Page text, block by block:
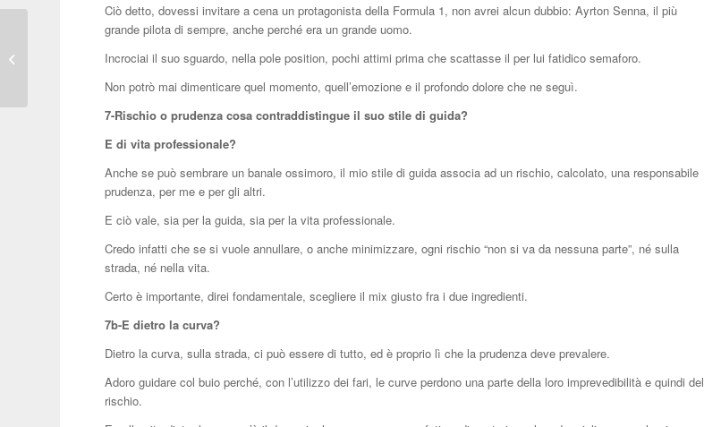
Ciò detto, dovessi invitare a cena un protagonista della Formula 1, non avrei alcun dubbio: Ayrton Senna, il più
grande pilota di sempre, anche perché era un grande uomo.
Incrociai il suo sguardo, nella pole position, pochi attimi prima che scattasse il per lui fatidico semaforo.
Non potrò mai dimenticare quel momento, quell’emozione e il profondo dolore che ne seguì.
7-Rischio o prudenza cosa contraddistingue il suo stile di guida?
E di vita professionale?
Anche se può sembrare un banale ossimoro, il mio stile di guida associa ad un rischio, calcolato, una responsabile
prudenza, per me e per gli altri.
E ciò vale, sia per la guida, sia per la vita professionale.
Credo infatti che se si vuole annullare, o anche minimizzare, ogni rischio “non si va da nessuna parte”, né sulla
strada, né nella vita.
Certo è importante, direi fondamentale, scegliere il mix giusto fra i due ingredienti.
7b-E dietro la curva?
Dietro la curva, sulla strada, ci può essere di tutto, ed è proprio lì che la prudenza deve prevalere.
Adoro guidare col buio perché, con l’utilizzo dei fari, le curve perdono una parte della loro imprevedibilità e quindi del
rischio.
Grande successo per il
Salone Nautico